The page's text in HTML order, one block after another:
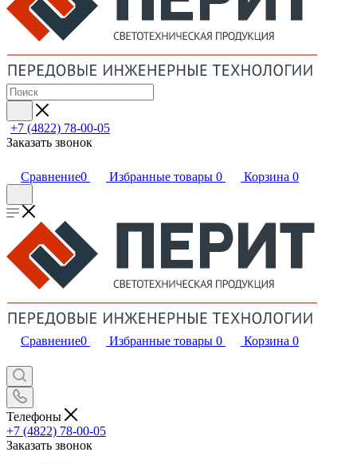
+7 (4822) 78-00-05
Заказать звонок
Сравнение0 Избранные товары 0 Корзина 0
Сравнение0 Избранные товары 0 Корзина 0
Телефоны
+7 (4822) 78-00-05
Заказать звонок